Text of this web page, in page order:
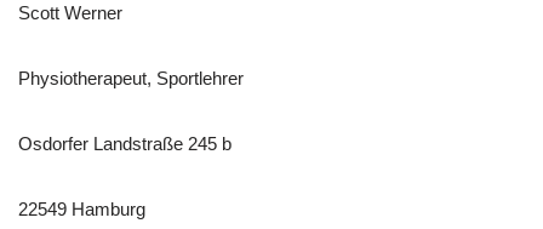
Scott Werner
Physiotherapeut, Sportlehrer
Osdorfer Landstraße 245 b
22549 Hamburg